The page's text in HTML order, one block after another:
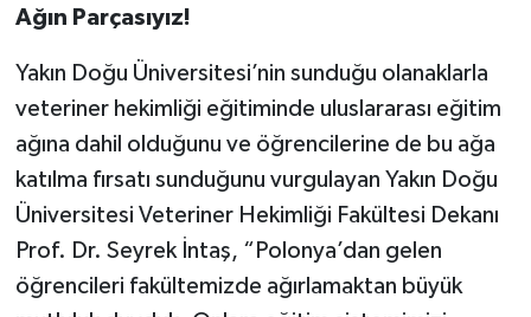
Ağın Parçasıyız!
Yakın Doğu Üniversitesi’nin sunduğu olanaklarla
veteriner hekimliği eğitiminde uluslararası eğitim
ağına dahil olduğunu ve öğrencilerine de bu ağa
katılma fırsatı sunduğunu vurgulayan Yakın Doğu
Üniversitesi Veteriner Hekimliği Fakültesi Dekanı
Prof. Dr. Seyrek İntaş, “Polonya’dan gelen
öğrencileri fakültemizde ağırlamaktan büyük